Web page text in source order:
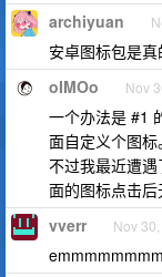
archiyuan
安卓图标包是
oIMOo Nov
一个办法是 #1
面自定义个图标。
不过我最近遭
面的图标点击后
vverr Nov